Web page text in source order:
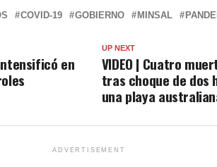
COVID-19 GOBIERNO MINSAL
UP NEXT
VIDEO | Cuatro
tras choque de dos
una playa
en
ADVERTISEMENT